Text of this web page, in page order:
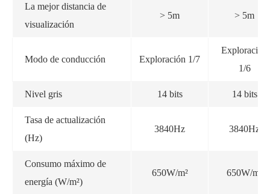
La mejor distancia de
visualización
> 5m > 5m
Modo de conducción Exploración 1/7
Exploración
1/6
Nivel gris 14 bits 14 bits
Tasa de actualización
(Hz)
3840Hz 3840Hz
Consumo máximo de
energía (W/m²)
650W/m² 650W/m²